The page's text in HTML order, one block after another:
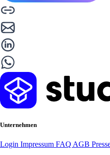
Unternehmen
Login Impressum FAQ AGB